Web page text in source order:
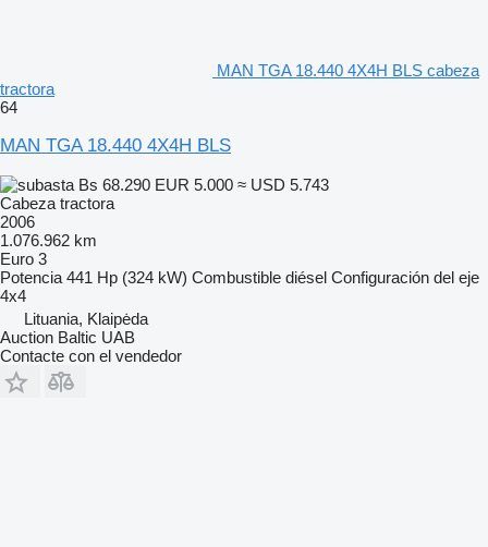
MAN TGA 18.440 4X4H BLS cabeza
tractora
64
MAN TGA 18.440 4X4H BLS
Bs 68.290 EUR 5.000 ≈ USD 5.743
Cabeza tractora
2006
1.076.962 km
Euro 3
Potencia 441 Hp (324 kW) Combustible diésel Configuración del eje
4x4
Lituania, Klaipėda
Auction Baltic UAB
Contacte con el vendedor